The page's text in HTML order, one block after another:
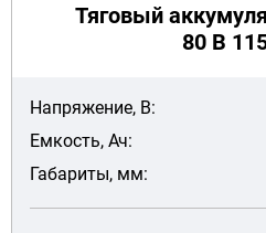
Тяговый
80 В
Напряжение, В:
Емкость, Ач:
Габариты, мм: